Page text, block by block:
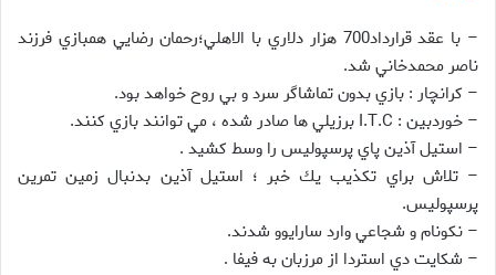
– با عقد قرارداد700 هزار دلاري با الاهلي؛رحمان رضايي همبازي فرزند
ناصر محمدخاني شد.
– كرانچار : بازي بدون تماشاگر سرد و بي روح خواهد بود.
– خوردبين : I.T.C برزيلي ها صادر شده ، مي توانند بازي كنند.
– استيل آذين پاي پرسپوليس را وسط كشيد .
– تلاش براي تكذيب يك خبر ؛ استيل آذين بدنبال زمين تمرين
پرسپوليس.
– نكونام و شجاعي وارد سارايوو شدند.
– شكايت دي استردا از مرزبان به فيفا .